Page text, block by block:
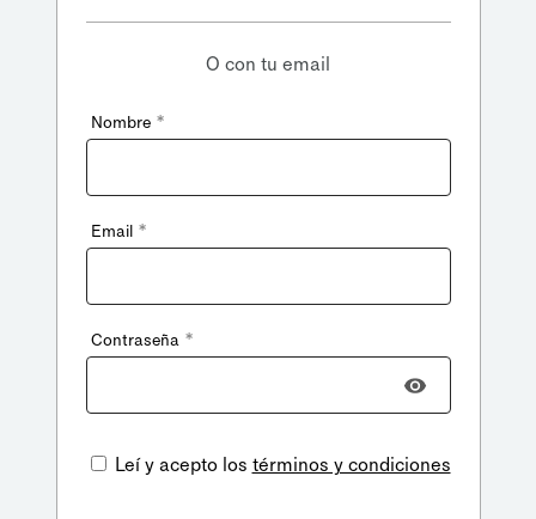
O con tu email
Nombre *
Email *
Contraseña *
Leí y acepto los términos y condiciones